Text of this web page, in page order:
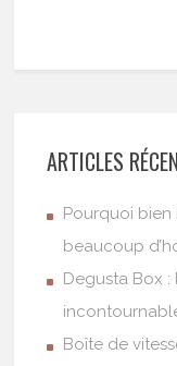
ARTICLES
Pourquoi bien
beaucoup
Degusta Box
Boîte de